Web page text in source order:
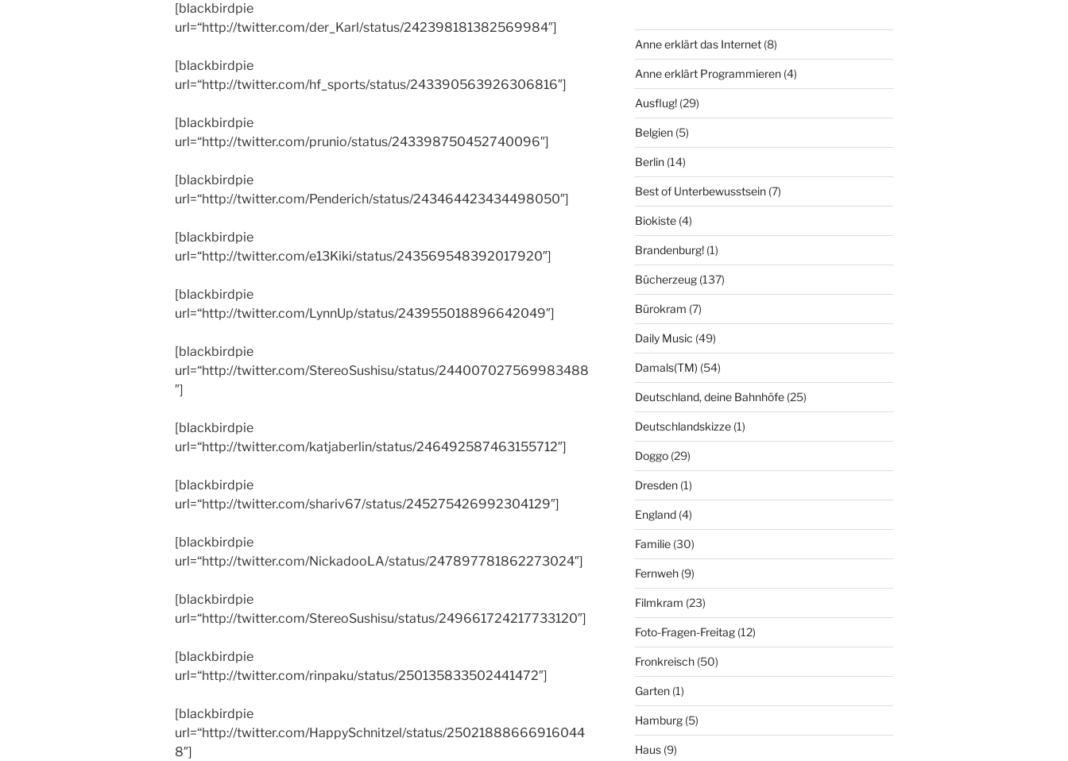
[blackbirdpie
url=“http://twitter.com/der_Karl/status/242398181382569984″]
[blackbirdpie
url=“http://twitter.com/hf_sports/status/243390563926306816″]
[blackbirdpie
url=“http://twitter.com/prunio/status/243398750452740096″]
[blackbirdpie
url=“http://twitter.com/Penderich/status/243464423434498050″]
[blackbirdpie
url=“http://twitter.com/e13Kiki/status/243569548392017920″]
[blackbirdpie
url=“http://twitter.com/LynnUp/status/243955018896642049″]
[blackbirdpie
url=“http://twitter.com/StereoSushisu/status/244007027569983488
″]
[blackbirdpie
url=“http://twitter.com/katjaberlin/status/246492587463155712″]
[blackbirdpie
url=“http://twitter.com/shariv67/status/245275426992304129″]
[blackbirdpie
url=“http://twitter.com/NickadooLA/status/247897781862273024″]
[blackbirdpie
url=“http://twitter.com/StereoSushisu/status/249661724217733120″]
[blackbirdpie
url=“http://twitter.com/rinpaku/status/250135833502441472″]
[blackbirdpie
url=“http://twitter.com/HappySchnitzel/status/25021888666916044
8″]
Anne erklärt das Internet(8)
Anne erklärt Programmieren(4)
Ausflug!(29)
Belgien(5)
Berlin(14)
Best of Unterbewusstsein(7)
Biokiste(4)
Brandenburg!(1)
Bücherzeug(137)
Bürokram (7)
Daily Music (49)
Damals(TM) (54)
Deutschland, deine Bahnhöfe(25)
Deutschlandskizze(1)
Doggo(29)
Dresden(1)
England(4)
Familie(30)
Fernweh(9)
Filmkram (23)
Foto-Fragen-Freitag(12)
Fronkreisch(50)
Garten(1)
Hamburg(5)
Haus(9)